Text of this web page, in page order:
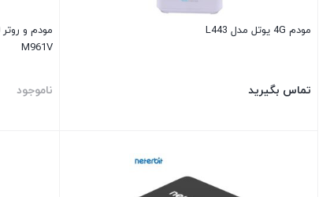
مودم 4G یوتل مدل L443
تماس بگیرید
M961V
ناموجود